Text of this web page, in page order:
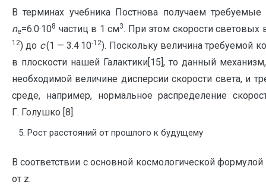
В терминах учебника Постнова получаем
ne=6.0·108 частиц в 1 см3. При этом скорости световых
12) до c·(1 — 3.4·10-12). Поскольку величина требуемой
в плоскости нашей Галактики[15], то данный
необходимой величине дисперсии скорости света, и
среде, например, нормальное распределение
Г. Голушко [8].
Рост расстояний от прошлого к будущему
В соответствии с основной космологической
от z: